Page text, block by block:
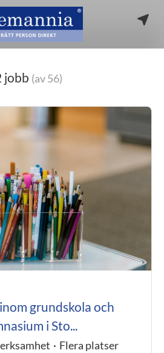
jobb (av 56)
grundskola och
i Sto...
· Flera platser